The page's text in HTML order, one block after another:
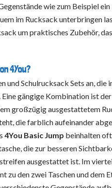
wie zum Beispiel
im Rucksack unterbringen
um praktisches Zubehör,
4You?
und Schulrucksack Sets an, die
gängige Kombination ist der
großzügig ausgestattetem
die farblich aufeinander
4You Basic Jump beinhalten
die zur besseren
ausgestattet ist. Im
zu den zwei Taschen und dem